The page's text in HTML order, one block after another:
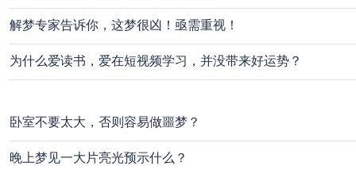
解梦专家告诉你，这梦很凶！亟需重视！
为什么爱读书，爱在短视频学习，并没带来好运势？
卧室不要太大，否则容易做噩梦？
晚上梦见一大片亮光预示什么？